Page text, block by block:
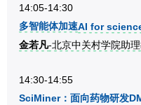
14:05-14:30
多智能体加速AI for
金若凡-北京中关村学院助
14:30-14:55
SciMiner：面向药物研发